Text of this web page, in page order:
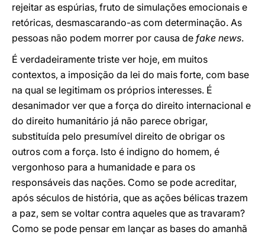
rejeitar as espúrias, fruto de simulações emocionais e
retóricas, desmascarando-as com determinação. As
pessoas não podem morrer por causa de fake news.
É verdadeiramente triste ver hoje, em muitos
contextos, a imposição da lei do mais forte, com base
na qual se legitimam os próprios interesses. É
desanimador ver que a força do direito internacional e
do direito humanitário já não parece obrigar,
substituída pelo presumível direito de obrigar os
outros com a força. Isto é indigno do homem, é
vergonhoso para a humanidade e para os
responsáveis das nações. Como se pode acreditar,
após séculos de história, que as ações bélicas trazem
a paz, sem se voltar contra aqueles que as travaram?
Como se pode pensar em lançar as bases do amanhã